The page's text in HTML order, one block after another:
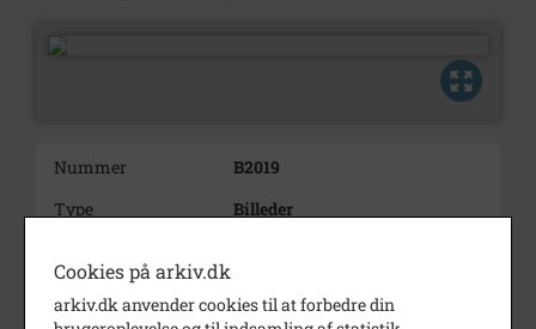
Nummer
B2019
Type
Billeder
Periode
1960 - 1985
Cookies på arkiv.dk
arkiv.dk anvender cookies til at forbedre din